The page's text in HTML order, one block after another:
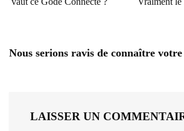
Nous serions ravis de connaître
LAISSER UN